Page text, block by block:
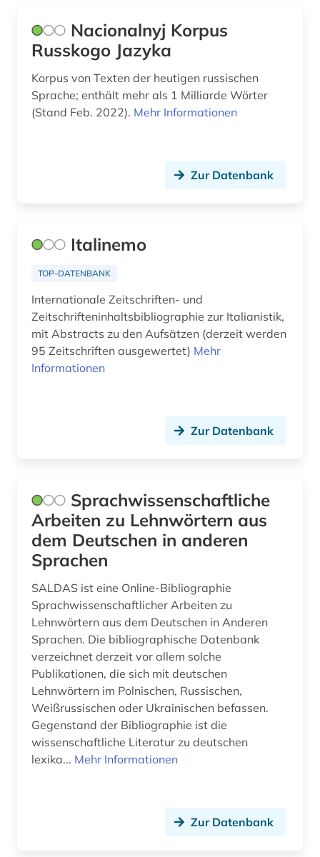
romanistik (7)
rumänien (1)
schuchardt (1)
schweden (2)
schwedisch (9)
schweiz (2)
slavistik (1)
sozialwissenschaften (3)
soziologie (1)
spanisch (10)
sprachatlas (1)
sprachbeispiele (1)
sprachdaten (1)
sprachdokumentation (1)
Nacionalnyj Korpus
Russkogo Jazyka
Korpus von Texten der heutigen russischen
Sprache; enthält mehr als 1 Milliarde Wörter
(Stand Feb. 2022). Mehr Informationen
Zur Datenbank
Italinemo
TOP-DATENBANK
Internationale Zeitschriften- und
Zeitschrifteninhaltsbibliographie zur Italianistik,
mit Abstracts zu den Aufsätzen (derzeit werden
95 Zeitschriften ausgewertet) Mehr
Informationen
Zur Datenbank
Sprachwissenschaftliche
Arbeiten zu Lehnwörtern aus
dem Deutschen in anderen
Sprachen
SALDAS ist eine Online-Bibliographie
Sprachwissenschaftlicher Arbeiten zu
Lehnwörtern aus dem Deutschen in Anderen
Sprachen. Die bibliographische Datenbank
verzeichnet derzeit vor allem solche
Publikationen, die sich mit deutschen
Lehnwörtern im Polnischen, Russischen,
Weißrussischen oder Ukrainischen befassen.
Gegenstand der Bibliographie ist die
wissenschaftliche Literatur zu deutschen
lexika... Mehr Informationen
Zur Datenbank